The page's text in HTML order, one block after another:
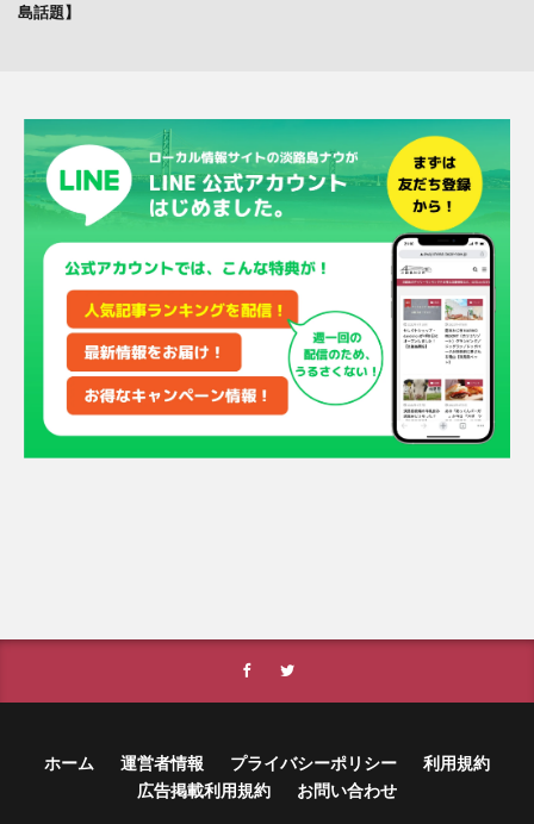
島話題】
ホーム 運営者情報 プライバシーポリシー
利用規約
広告掲載利用規約
お問い合わせ